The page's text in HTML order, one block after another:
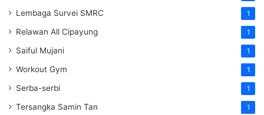
Lembaga Survei SMRC 1
Relawan All Cipayung 1
Saiful Mujani 1
Workout Gym 1
Serba-serbi 1
Tersangka Samin Tan 1